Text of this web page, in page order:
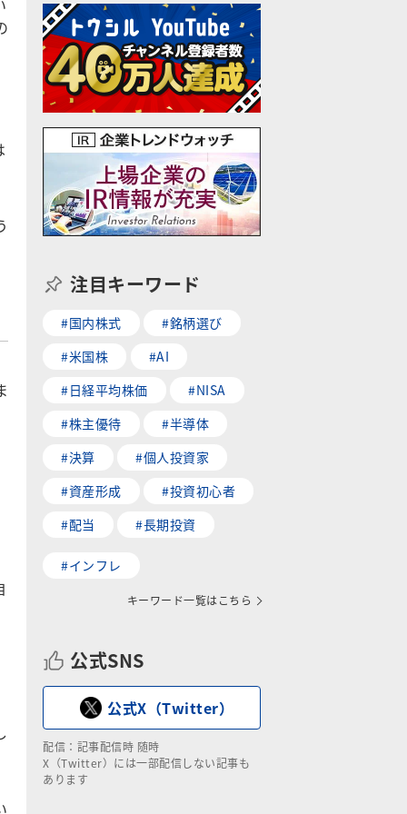
注目キーワード
#国内株式
#銘柄選び
#米国株
#AI
#日経平均株価
#NISA
#株主優待
#半導体
#決算
#個人投資家
#資産形成
#投資初心者
#配当
#長期投資
#インフレ
キーワード一覧はこちら
公式SNS
公式X（Twitter）
配信：記事配信時 随時
X（Twitter）には一部配信しない記事も
あります